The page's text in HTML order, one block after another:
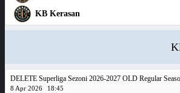
KB Kerasan
DELETE Superliga Sezoni 2026-2027 OLD Regular
8 Apr 2026 18:45